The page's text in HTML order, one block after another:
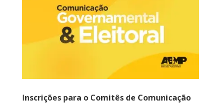
Inscrições para o Comitês de Comunicação